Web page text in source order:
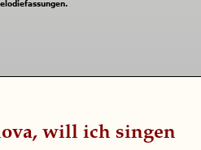
will ich singen